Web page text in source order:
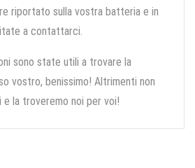
riportato sulla vostra batteria e in
a contattarci.
sono state utili a trovare la
vostro, benissimo! Altrimenti non
la troveremo noi per voi!